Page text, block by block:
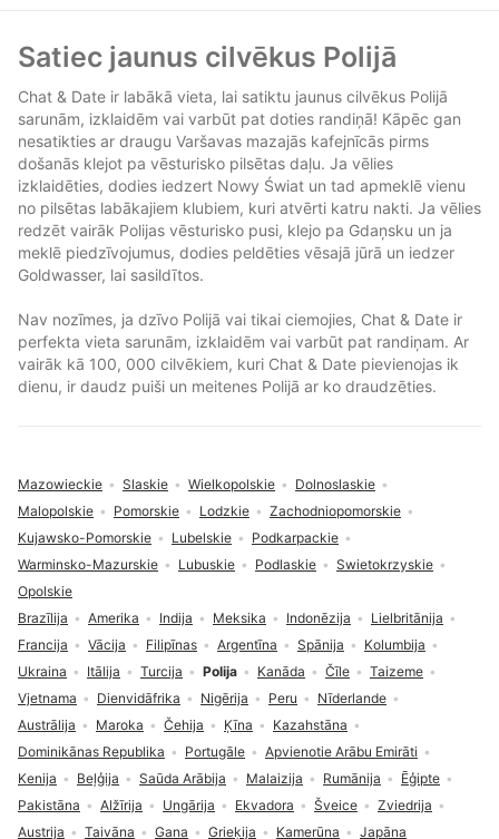
Satiec jaunus cilvēkus Polijā
Chat & Date ir labākā vieta, lai satiktu jaunus cilvēkus Polijā
sarunām, izklaidēm vai varbūt pat doties randiņā! Kāpēc gan
nesatikties ar draugu Varšavas mazajās kafejnīcās pirms
došanās klejot pa vēsturisko pilsētas daļu. Ja vēlies
izklaidēties, dodies iedzert Nowy Świat un tad apmeklē vienu
no pilsētas labākajiem klubiem, kuri atvērti katru nakti. Ja vēlies
redzēt vairāk Polijas vēsturisko pusi, klejo pa Gdaņsku un ja
meklē piedzīvojumus, dodies peldēties vēsajā jūrā un iedzer
Goldwasser, lai sasildītos.
Nav nozīmes, ja dzīvo Polijā vai tikai ciemojies, Chat & Date ir
perfekta vieta sarunām, izklaidēm vai varbūt pat randiņam. Ar
vairāk kā 100, 000 cilvēkiem, kuri Chat & Date pievienojas ik
dienu, ir daudz puiši un meitenes Polijā ar ko draudzēties.
Brazīlija Amerika Indija Meksika Indonēzija
Lielbritānija
Francija
Vācija Filipīnas Argentīna Spānija
Kolumbija
Ukraina
Itālija Turcija Polija Kanāda Čīle
Taizeme
Vjetnama
Dienvidāfrika Nigērija Peru
Nīderlande
Austrālija
Maroka Čehija Ķīna
Kazahstāna
Dominikānas Republika
Portugāle
Apvienotie Arābu Emirāti
Kenija
Beļģija Saūda Arābija Malaizija Rumānija
Ēģipte
Pakistāna
Alžīrija Ungārija Ekvadora Šveice
Zviedrija
Austrija
Taivāna Gana Grieķija Kamerūna Japāna
Mazowieckie Slaskie Wielkopolskie
Dolnoslaskie
Malopolskie
Pomorskie Lodzkie
Zachodniopomorskie
Kujawsko-Pomorskie
Lubelskie
Podkarpackie
Warminsko-Mazurskie
Lubuskie Podlaskie
Swietokrzyskie
Opolskie